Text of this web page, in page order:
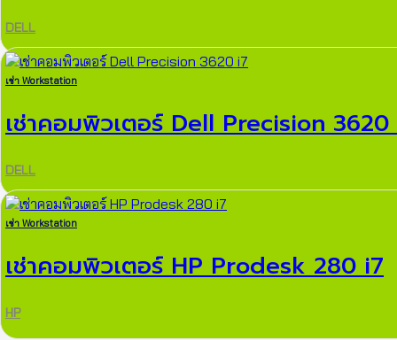
DELL
เช่า Workstation
เช่าคอมพิวเตอร์ Dell Precision
DELL
เช่า Workstation
เช่าคอมพิวเตอร์ HP Prodesk 280 i7
HP